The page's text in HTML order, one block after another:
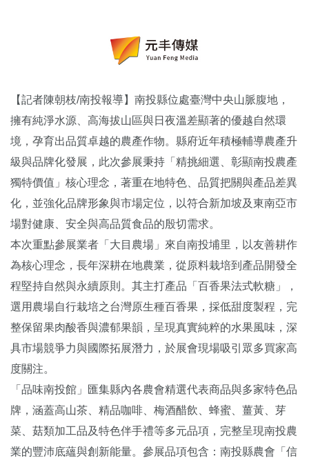
【記者陳朝枝/南投報導】南投縣位處臺灣中央山脈腹地，
擁有純淨水源、高海拔山區與日夜溫差顯著的優越自然環
境，孕育出品質卓越的農產作物。縣府近年積極輔導農產升
級與品牌化發展，此次參展秉持「精挑細選、彰顯南投農產
獨特價值」核心理念，著重在地特色、品質把關與產品差異
化，並強化品牌形象與市場定位，以符合新加坡及東南亞市
場對健康、安全與高品質食品的殷切需求。
本次重點參展業者「大目農場」來自南投埔里，以友善耕作
為核心理念，長年深耕在地農業，從原料栽培到產品開發全
程堅持自然與永續原則。其主打產品「百香果法式軟糖」，
選用農場自行栽培之台灣原生種百香果，採低甜度製程，完
整保留果肉酸香與濃郁果韻，呈現真實純粹的水果風味，深
具市場競爭力與國際拓展潛力，於展會現場吸引眾多買家高
度關注。
「品味南投館」匯集縣內各農會精選代表商品與多家特色品
牌，涵蓋高山茶、精品咖啡、梅酒醋飲、蜂蜜、薑黃、芽
菜、菇類加工品及特色伴手禮等多元品項，完整呈現南投農
業的豐沛底蘊與創新能量。參展品項包含：南投縣農會「信